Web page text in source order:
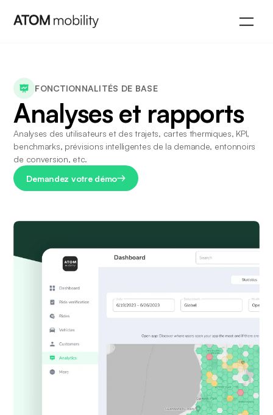
FONCTIONNALITÉS DE BASE
Analyses et rapports
Analyses des utilisateurs et des trajets, cartes thermiques, KPI,
benchmarks, prévisions intelligentes de la demande, entonnoirs
de conversion, etc.
Demandez votre démo